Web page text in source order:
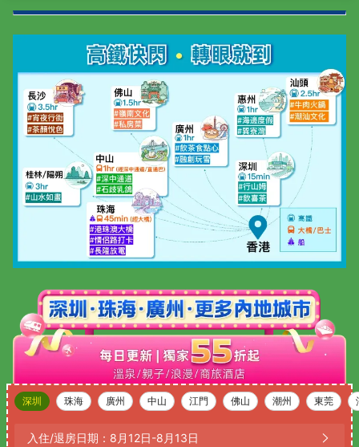
深圳 珠海 廣州 中山 江門 佛山 潮州 東莞
入住/退房日期： 8月12日-8月13日